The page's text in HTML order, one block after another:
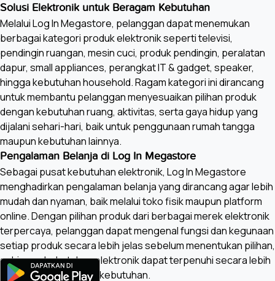
Solusi Elektronik untuk Beragam Kebutuhan
Melalui Log In Megastore, pelanggan dapat menemukan
berbagai kategori produk elektronik seperti televisi,
pendingin ruangan, mesin cuci, produk pendingin, peralatan
dapur, small appliances, perangkat IT & gadget, speaker,
hingga kebutuhan household. Ragam kategori ini dirancang
untuk membantu pelanggan menyesuaikan pilihan produk
dengan kebutuhan ruang, aktivitas, serta gaya hidup yang
dijalani sehari-hari, baik untuk penggunaan rumah tangga
maupun kebutuhan lainnya.
Pengalaman Belanja di Log In Megastore
Sebagai pusat kebutuhan elektronik, Log In Megastore
menghadirkan pengalaman belanja yang dirancang agar lebih
mudah dan nyaman, baik melalui toko fisik maupun platform
online. Dengan pilihan produk dari berbagai merek elektronik
terpercaya, pelanggan dapat mengenal fungsi dan kegunaan
setiap produk secara lebih jelas sebelum menentukan pilihan,
sehingga kebutuhan elektronik dapat terpenuhi secara lebih
terencana dan sesuai kebutuhan.